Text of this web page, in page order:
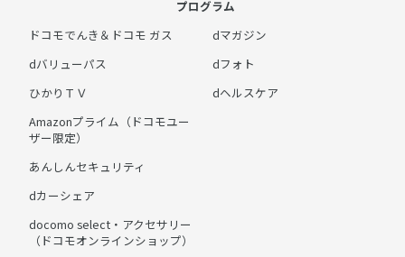
プログラム
ドコモでんき＆ドコモ ガス
dバリューパス
ひかりＴＶ
Amazonプライム（ドコモユー
ザー限定）
あんしんセキュリティ
dカーシェア
docomo select・アクセサリー
（ドコモオンラインショップ）
dマガジン
dフォト
dヘルスケア